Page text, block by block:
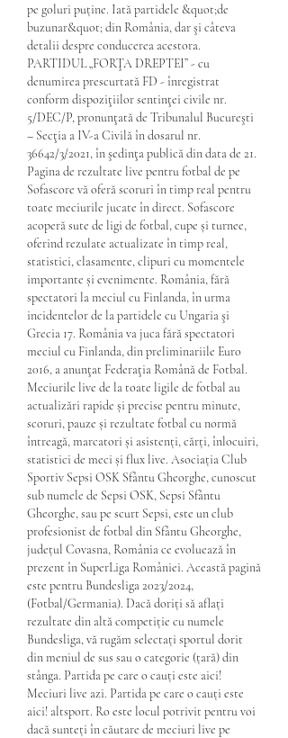
pe goluri puține. Iată partidele &quot;de
buzunar&quot; din România, dar şi câteva
detalii despre conducerea acestora.
PARTIDUL „FORŢA DREPTEI” - cu
denumirea prescurtată FD - înregistrat
conform dispoziţiilor sentinţei civile nr.
5/DEC/P, pronunţată de Tribunalul Bucureşti
– Secţia a IV-a Civilă în dosarul nr.
36642/3/2021, în şedinţa publică din data de 21.
Pagina de rezultate live pentru fotbal de pe
Sofascore vă oferă scoruri în timp real pentru
toate meciurile jucate în direct. Sofascore
acoperă sute de ligi de fotbal, cupe și turnee,
oferind rezulate actualizate în timp real,
statistici, clasamente, clipuri cu momentele
importante și evenimente. România, fără
spectatori la meciul cu Finlanda, în urma
incidentelor de la partidele cu Ungaria şi
Grecia 17. România va juca fără spectatori
meciul cu Finlanda, din preliminariile Euro
2016, a anunţat Federaţia Română de Fotbal.
Meciurile live de la toate ligile de fotbal au
actualizări rapide și precise pentru minute,
scoruri, pauze și rezultate fotbal cu normă
întreagă, marcatori și asistenți, cărți, înlocuiri,
statistici de meci și flux live. Asociația Club
Sportiv Sepsi OSK Sfântu Gheorghe, cunoscut
sub numele de Sepsi OSK, Sepsi Sfântu
Gheorghe, sau pe scurt Sepsi, este un club
profesionist de fotbal din Sfântu Gheorghe,
județul Covasna, România ce evoluează în
prezent în SuperLiga României. Această pagină
este pentru Bundesliga 2023/2024,
(Fotbal/Germania). Dacă doriți să aflați
rezultate din altă competiție cu numele
Bundesliga, vă rugăm selectați sportul dorit
din meniul de sus sau o categorie (țară) din
stânga. Partida pe care o cauți este aici!
Meciuri live azi. Partida pe care o cauți este
aici! altsport. Ro este locul potrivit pentru voi
dacă sunteți în căutare de meciuri live pe